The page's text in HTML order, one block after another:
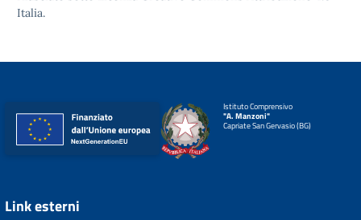
Italia.
Istituto Comprensivo
"A. Manzoni"
Capriate San Gervasio (BG)
Link esterni